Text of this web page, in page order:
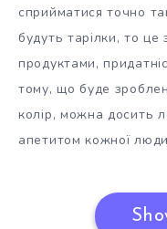
сприйматися точно
будуть тарілки, то це
продуктами,
тому, що буде
колір, можна досить
апетитом кожної